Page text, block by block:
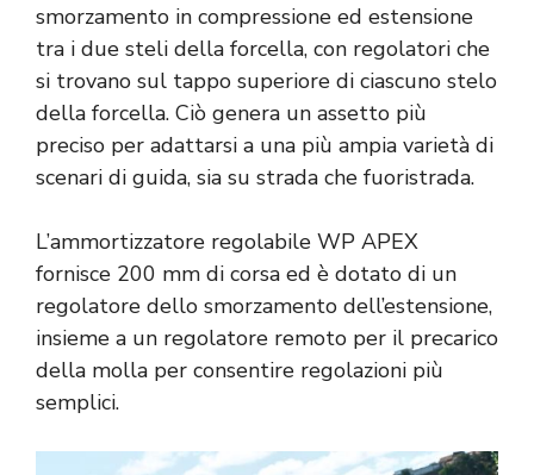
smorzamento in compressione ed estensione
tra i due steli della forcella, con regolatori che
si trovano sul tappo superiore di ciascuno stelo
della forcella. Ciò genera un assetto più
preciso per adattarsi a una più ampia varietà di
scenari di guida, sia su strada che fuoristrada.
L’ammortizzatore regolabile WP APEX
fornisce 200 mm di corsa ed è dotato di un
regolatore dello smorzamento dell’estensione,
insieme a un regolatore remoto per il precarico
della molla per consentire regolazioni più
semplici.